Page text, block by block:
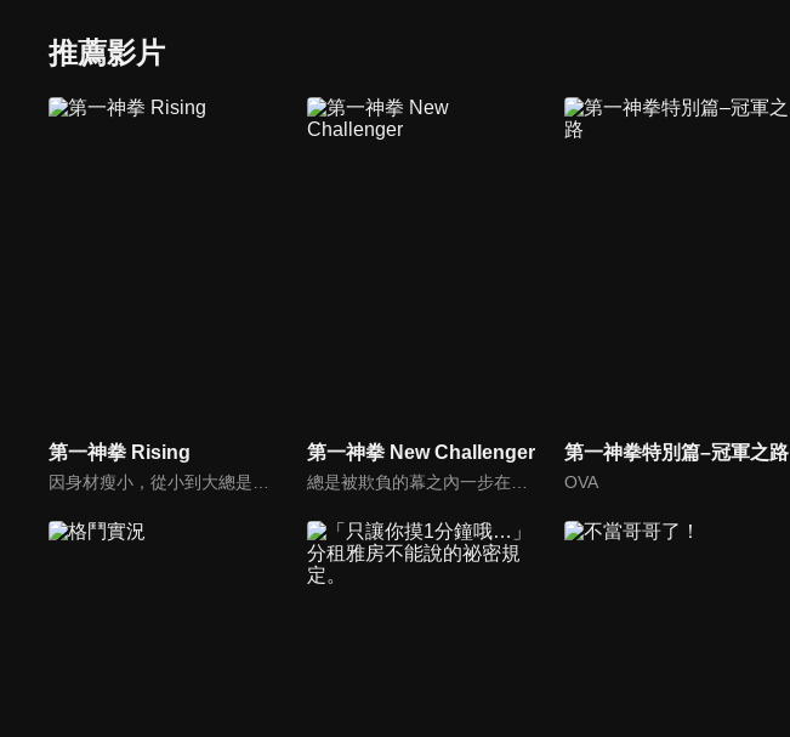
推薦影片
第一神拳 Rising 第一神拳 New Challenger 第一神拳特別篇–冠軍之路
OVA